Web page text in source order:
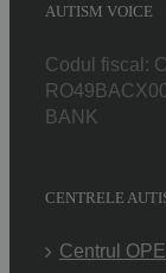
AUTISM VOICE
Codul fiscal:
BANK
CENTRELE
Centrul